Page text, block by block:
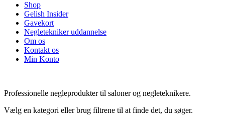
Shop
Gelish Insider
Gavekort
Negletekniker uddannelse
Om os
Kontakt os
Min Konto
Professionelle negleprodukter til saloner og negleteknikere.
Vælg en kategori eller brug filtrene til at finde det, du søger.